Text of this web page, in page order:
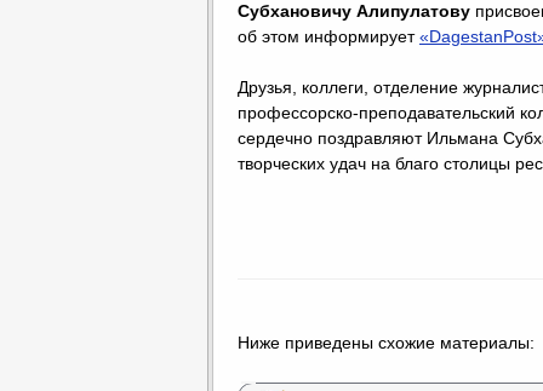
Субхановичу Алипулатову
об этом информирует
Друзья, коллеги, отделение
профессорско-преподавательский
сердечно поздравляют Ильмана
творческих удач на благо столицы
Ниже приведены схожие материалы: